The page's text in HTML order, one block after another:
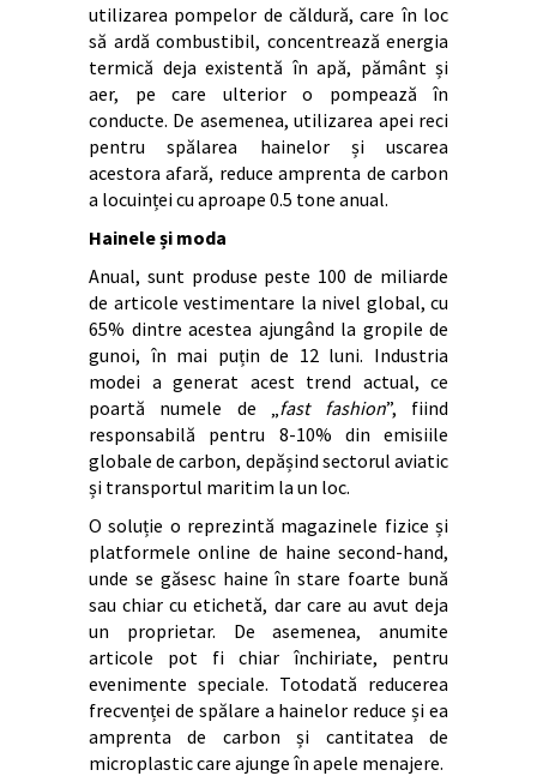
utilizarea pompelor de căldură, care în loc
să ardă combustibil, concentrează energia
termică deja existentă în apă, pământ și
aer, pe care ulterior o pompează în
conducte. De asemenea, utilizarea apei reci
pentru spălarea hainelor și uscarea
acestora afară, reduce amprenta de carbon
a locuinței cu aproape 0.5 tone anual.
Hainele și moda
Anual, sunt produse peste 100 de miliarde
de articole vestimentare la nivel global, cu
65% dintre acestea ajungând la gropile de
gunoi, în mai puțin de 12 luni. Industria
modei a generat acest trend actual, ce
poartă numele de „ fast fashion”, fiind
responsabilă pentru 8-10% din emisiile
globale de carbon, depășind sectorul aviatic
și transportul maritim la un loc.
O soluție o reprezintă magazinele fizice și
platformele online de haine second-hand,
unde se găsesc haine în stare foarte bună
sau chiar cu etichetă, dar care au avut deja
un proprietar. De asemenea, anumite
articole pot fi chiar închiriate, pentru
evenimente speciale. Totodată reducerea
frecvenței de spălare a hainelor reduce și ea
amprenta de carbon și cantitatea de
microplastic care ajunge în apele menajere.